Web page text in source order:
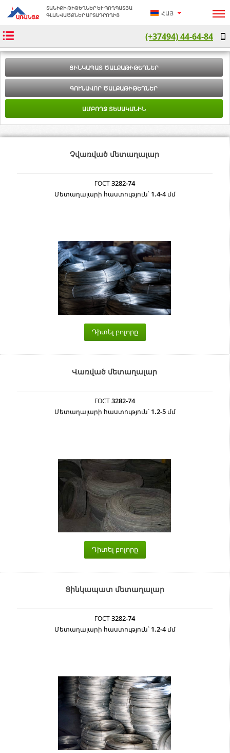
ՏԱՆԻՔԻ ԹԻԹԵՂՆԵՐ ԵՒ ՊՈՂՊԱՏՅԱ Գ
ԼԱՆՎԱԾՔՆԵՐ ԱՐՏԱԴՐՈՂԻՑ
ՀԱՅ
РУС
ENG
(+37494) 44-64-84
ՑԻՆԿԱՊԱՏ ԾԱԼՔԱԹԻԹԵՂՆԵՐ
ԳՈՒՆԱՎՈՐ ԾԱԼՔԱԹԻԹԵՂՆԵՐ
ԱՄԲՈՂՋ ՏԵՍԱԿԱՆԻՆ
Չվառված մետաղալար
ГОСТ3282-74
Մետաղալարի հաստություն՝1.4-4մմ
Դիտել բոլորը
Վառված մետաղալար
ГОСТ3282-74
Մետաղալարի հաստություն՝ 1.2-5մմ
Դիտել բոլորը
Ցինկապատ մետաղալար
ГОСТ3282-74
Մետաղալարի հաստություն՝ 1.2-4մմ